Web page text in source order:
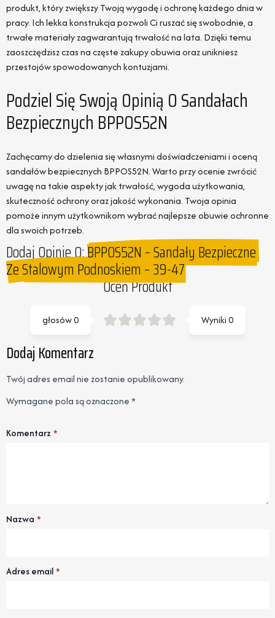
produkt, który zwiększy Twoją wygodę i ochronę każdego dnia w
pracy. Ich lekka konstrukcja pozwoli Ci ruszać się swobodnie, a
trwałe materiały zagwarantują trwałość na lata. Dzięki temu
zaoszczędzisz czas na częste zakupy obuwia oraz unikniesz
przestojów spowodowanych kontuzjami.
Podziel Się Swoją Opinią O Sandałach
Bezpiecznych BPPOS52N
Zachęcamy do dzielenia się własnymi doświadczeniami i oceną
sandałów bezpiecznych BPPOS52N. Warto przy ocenie zwrócić
uwagę na takie aspekty jak trwałość, wygoda użytkowania,
skuteczność ochrony oraz jakość wykonania. Twoja opinia
pomoże innym użytkownikom wybrać najlepsze obuwie ochronne
dla swoich potrzeb.
Dodaj Opinie O:BPPOS52N – Sandały Bezpieczne
Ze Stalowym Podnoskiem – 39-47
Oceń Produkt
Wyniki0
głosów0
Dodaj Komentarz
Twój adres email nie zostanie opublikowany.
Wymagane pola są oznaczone*
Komentarz *
Nazwa *
Adres email*